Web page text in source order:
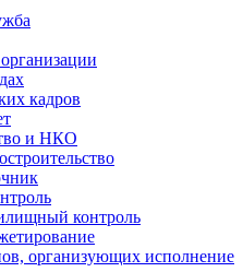
кадров
и НКО
контроль
организующих исполнение